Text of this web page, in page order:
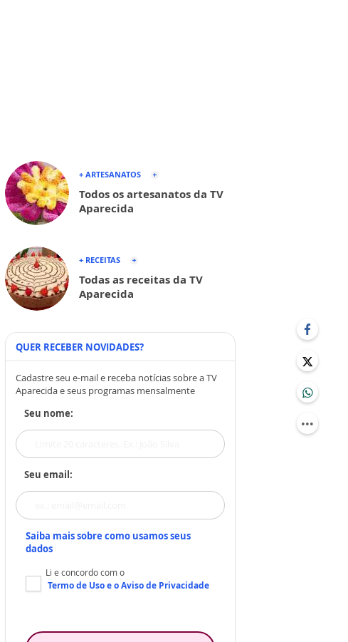
+ ARTESANATOS
Todos os artesanatos da TV
Aparecida
+ RECEITAS
Todas as receitas da TV
Aparecida
QUER RECEBER NOVIDADES?
Cadastre seu e-mail e receba notícias sobre a TV
Aparecida e seus programas mensalmente
Seu nome:
Seu email:
Saiba mais sobre como usamos seus
dados
Li e concordo com o
Termo de Usoe oAviso de Privacidade